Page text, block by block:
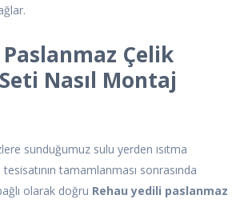
Paslanmaz Çelik
Nasıl Montaj
sunduğumuz sulu yerden ısıtma
tamamlanması sonrasında
olarak doğru Rehau yedili paslanmaz